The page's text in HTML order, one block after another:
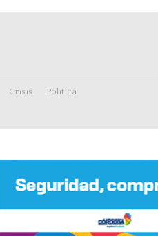
Crisis Politica